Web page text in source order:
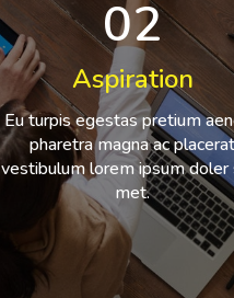
02
Aspiration
Eu turpis egestas pretium
pharetra magna ac
vestibulum lorem ipsum doler
met.